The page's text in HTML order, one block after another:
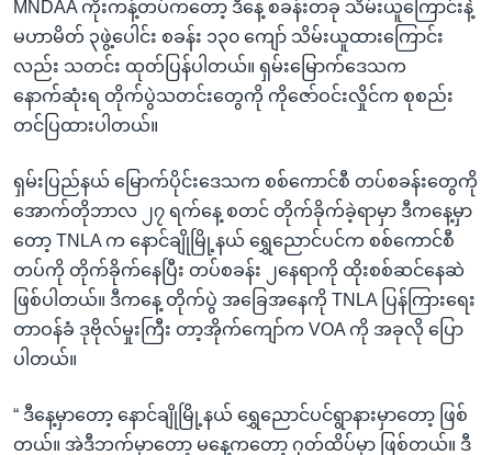
ရန်MNDAA ကိုးကန့်တပ်ကတော့ ဒီနေ့ စခန်းတခု သိမ်းယူကြောင်းနဲ့
မဟာမိတ် ၃ဖွဲ့ပေါင်း စခန်း ၁၃၀ ကျော် သိမ်းယူထားကြောင်း
လည်း သတင်း ထုတ်ပြန်ပါတယ်။ ရှမ်းမြောက်ဒေသက
နောက်ဆုံးရ တိုက်ပွဲသတင်းတွေကို ကိုဇော်ဝင်းလှိုင်က စုစည်း
တင်ပြထားပါတယ်။
ရှမ်းပြည်နယ် မြောက်ပိုင်းဒေသက စစ်ကောင်စီ တပ်စခန်းတွေကို
အောက်တိုဘာလ ၂၇ ရက်နေ့ စတင် တိုက်ခိုက်ခဲ့ရာမှာ ဒီကနေ့မှာ
တော့ TNLA က နောင်ချိုမြို့နယ် ရွှေညောင်ပင်က စစ်ကောင်စီ
တပ်ကို တိုက်ခိုက်နေပြီး တပ်စခန်း ၂နေရာကို ထိုးစစ်ဆင်နေဆဲ
ဖြစ်ပါတယ်။ ဒီကနေ့ တိုက်ပွဲ အခြေအနေကို TNLA ပြန်ကြားရေး
တာဝန်ခံ ဒုဗိုလ်မှုးကြီး တာ့အိုက်ကျော်က VOA ကို အခုလို ပြော
ပါတယ်။
“ ဒီနေ့မှာတော့ နောင်ချိုမြို့နယ် ရွှေညောင်ပင်ရွာနားမှာတော့ ဖြစ်
တယ်။ အဲဒီဘက်မှာတော့ မနေ့ကတော့ ဂုတ်ထိပ်မှာ ဖြစ်တယ်။ ဒီ